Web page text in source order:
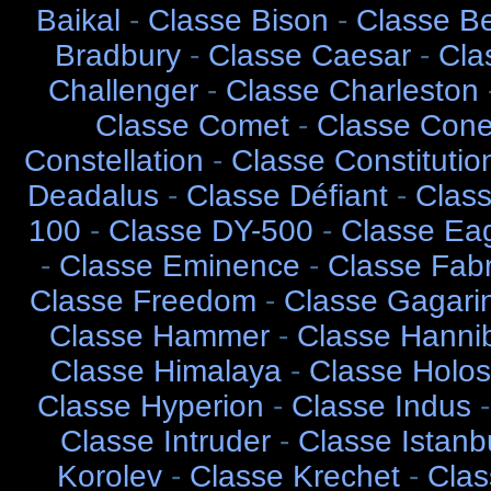
Baikal - Classe Bison - Classe
Bradbury - Classe Caesar -
Challenger- Classe Charleston
Classe Comet- Classe
Constellation - Classe
Deadalus - Classe Défiant-
100 - Classe DY-500 - Classe
- Classe Eminence - Classe
Classe Freedom - Classe
Classe Hammer- Classe
Classe Himalaya - Classe
Classe Hyperion - Classe Indus
Classe Intruder- Classe
Korolev- Classe Krechet-